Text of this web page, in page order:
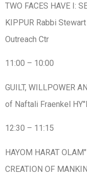
TWO FACES HAVE I:
KIPPUR Rabbi
Outreach Ctr
10:00 – 11:00
GUILT, WILLPOWER
of Naftali Fraenkel
11:15 – 12:30
"HAYOM HARAT
CREATION OF